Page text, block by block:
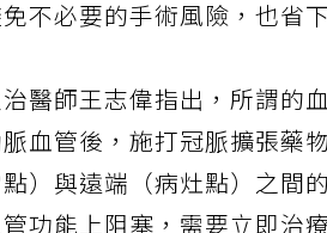
不必要的手術風險，也省
醫師王志偉指出，所謂的
血管後，施打冠脈擴張藥
）與遠端（病灶點）之間